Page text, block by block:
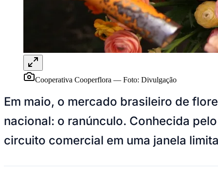
Panorama Econômico
Para Sua Empresa
Anuncie no Portal
Verificar EmpresaNovo
Publicidade Legal
NFL
UFC
Tênis (ATP)
NHL
Cooperativa Cooperflora — Foto: Divulgação
Em maio, o mercado brasileiro de
nacional: o ranúnculo. Conhecida
circuito comercial em uma janela